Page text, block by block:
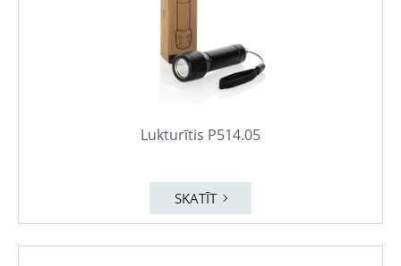
Lukturītis P514.05
SKATĪT